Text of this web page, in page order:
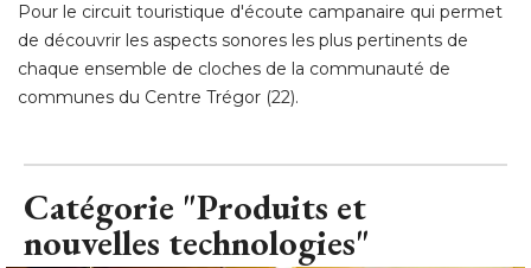
Pour le circuit touristique d'écoute campanaire qui permet
de découvrir les aspects sonores les plus pertinents de
chaque ensemble de cloches de la communauté de
communes du Centre Trégor (22).
Catégorie "Produits et
nouvelles technologies"